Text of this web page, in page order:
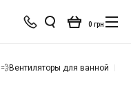
0 грн
💨Вентиляторы для ванной